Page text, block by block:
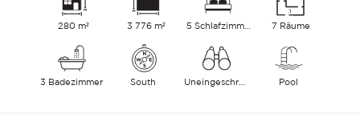
280 m² 3 776 m² 5 Schlafzimmer 7 Räume
3 Badezimmer South Uneingeschränkt Hügel Pool